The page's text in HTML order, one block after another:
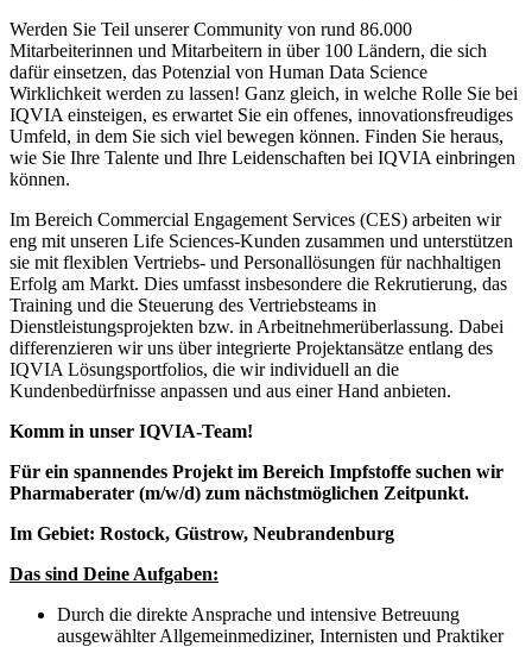
Werden Sie Teil unserer Community von rund 86.000
Mitarbeiterinnen und Mitarbeitern in über 100 Ländern, die sich
dafür einsetzen, das Potenzial von Human Data Science
Wirklichkeit werden zu lassen! Ganz gleich, in welche Rolle Sie bei
IQVIA einsteigen, es erwartet Sie ein offenes, innovationsfreudiges
Umfeld, in dem Sie sich viel bewegen können. Finden Sie heraus,
wie Sie Ihre Talente und Ihre Leidenschaften bei IQVIA einbringen
können.
Im Bereich Commercial Engagement Services (CES) arbeiten wir
eng mit unseren Life Sciences-Kunden zusammen und unterstützen
sie mit flexiblen Vertriebs- und Personallösungen für nachhaltigen
Erfolg am Markt. Dies umfasst insbesondere die Rekrutierung, das
Training und die Steuerung des Vertriebsteams in
Dienstleistungsprojekten bzw. in Arbeitnehmerüberlassung. Dabei
differenzieren wir uns über integrierte Projektansätze entlang des
IQVIA Lösungsportfolios, die wir individuell an die
Kundenbedürfnisse anpassen und aus einer Hand anbieten.
Komm in unser IQVIA-Team!
Für ein spannendes Projekt im Bereich Impfstoffe suchen wir
Pharmaberater (m/w/d) zum nächstmöglichen Zeitpunkt.
Im Gebiet: Rostock, Güstrow, Neubrandenburg
Das sind Deine Aufgaben:
Durch die direkte Ansprache und intensive Betreuung
ausgewählter Allgemeinmediziner, Internisten und Praktiker